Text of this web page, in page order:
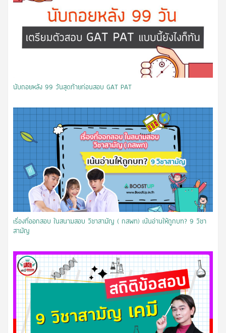
นับถอยหลัง 99 วันสุดท้ายก่อนสอบ GAT PAT
เรื่องที่ออกสอบ ในสนามสอบ วิชาสามัญ ( กสพท) เน้นอ่านให้ถูกบท? 9 วิชา
สามัญ